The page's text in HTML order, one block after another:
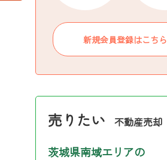
新規会員登録はこちら
売りたい 不動産売却
茨城県南域エリアの